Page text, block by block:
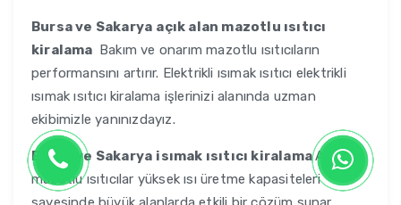
Bursa ve Sakarya açık alan mazotlu ısıtıcı
kiralama Bakım ve onarım mazotlu ısıtıcıların
performansını artırır. Elektrikli ısımak ısıtıcı elektrikli
ısımak ısıtıcı kiralama işlerinizi alanında uzman
ekibimizle yanınızdayız.
Bursa ve Sakarya isımak ısıtıcı kiralamaAyrıca
mazotlu ısıtıcılar yüksek ısı üretme kapasiteleri